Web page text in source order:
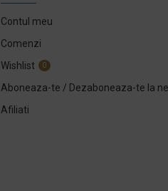
Contul meu
Comenzi
Wishlist
0
Aboneaza-te / Dezaboneaza-te la
Afiliati